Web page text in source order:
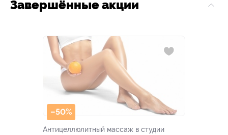
Завершённые акции
–50%
Антицеллюлитный массаж в студии